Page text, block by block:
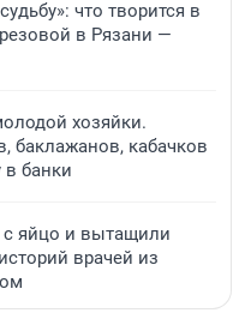
что творится в
в Рязани —
хозяйки.
баклажанов, кабачков
в банки
яйцо и вытащили
врачей из